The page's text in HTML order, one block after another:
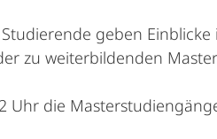
geben
zu weiterbildenden
Uhr die